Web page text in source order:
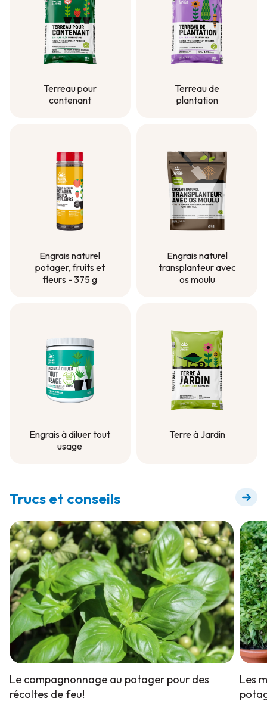
Terreau pour
contenant
Terreau de
plantation
Engrais naturel
potager, fruits et
fleurs - 375 g
Engrais naturel
transplanteur avec
os moulu
Engrais à diluer tout
usage
Terre à Jardin
Trucs et conseils
Le compagnonnage au potager pour des
récoltes de feu!
Les